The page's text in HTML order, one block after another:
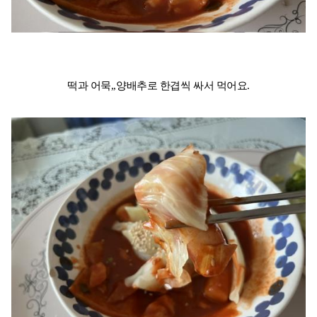
떡과 어묵,,양배추로 한겹씩 싸서 먹어요.